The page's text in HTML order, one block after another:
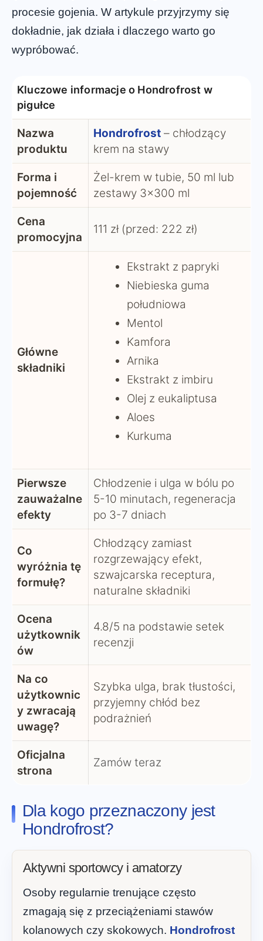
procesie gojenia. W artykule przyjrzymy się
dokładnie, jak działa i dlaczego warto go
wypróbować.
Kluczowe informacje o Hondrofrost w
pigułce
Nazwa
produktu
Hondrofrost – chłodzący
krem na stawy
Forma i
pojemność
Żel-krem w tubie, 50 ml lub
zestawy 3×300 ml
Cena
promocyjna
111 zł (przed: 222 zł)
Główne
składniki
Ekstrakt z papryki
Niebieska guma
południowa
Mentol
Kamfora
Arnika
Ekstrakt z imbiru
Olej z eukaliptusa
Aloes
Kurkuma
Pierwsze
zauważalne
efekty
Chłodzenie i ulga w bólu po
5-10 minutach, regeneracja
po 3-7 dniach
Co
wyróżnia tę
formułę?
Chłodzący zamiast
rozgrzewający efekt,
szwajcarska receptura,
naturalne składniki
Ocena
użytkownik
ów
4.8/5 na podstawie setek
recenzji
Na co
użytkownic
y zwracają
uwagę?
Szybka ulga, brak tłustości,
przyjemny chłód bez
podrażnień
Oficjalna
strona
Zamów teraz
Dla kogo przeznaczony jest
Hondrofrost?
Aktywni sportowcy i amatorzy
Osoby regularnie trenujące często
zmagają się z przeciążeniami stawów
kolanowych czy skokowych. Hondrofrost